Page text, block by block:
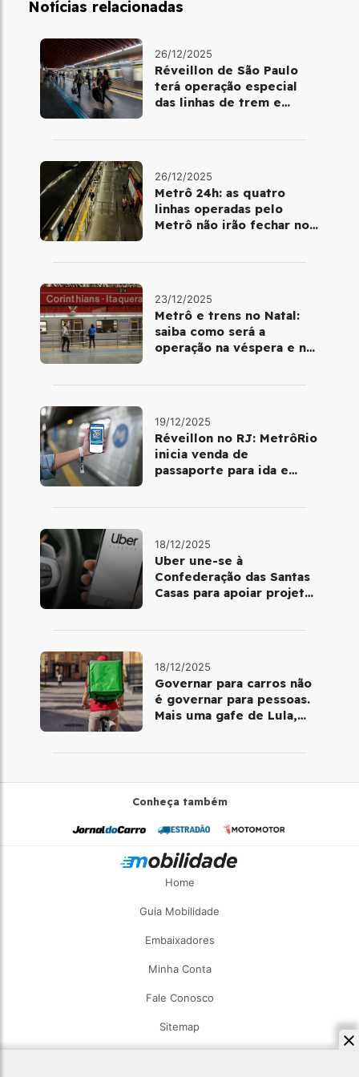
Notícias relacionadas
26/12/2025
Réveillon de São Paulo
terá operação especial
das linhas de trem e
26/12/2025
Metrô 24h: as quatro
linhas operadas pelo
Metrô não irão fechar no
23/12/2025
Metrô e trens no Natal:
saiba como será a
operação na véspera e no
19/12/2025
Réveillon no RJ: MetrôRio
inicia venda de
passaporte para ida e
18/12/2025
Uber une-se à
Confederação das Santas
Casas para apoiar projetos
18/12/2025
Governar para carros não
é governar para pessoas.
Mais uma gafe de Lula,
Conheça também
Home
Guia Mobilidade
Embaixadores
Minha Conta
Fale Conosco
Sitemap